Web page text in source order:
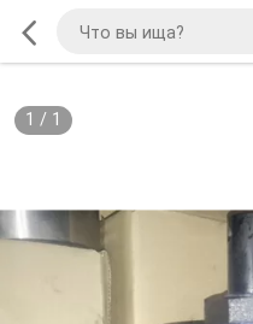
1 / 1